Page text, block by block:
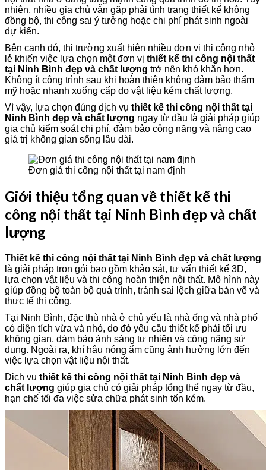
nhiên, nhiều gia chủ vẫn gặp phải tình trạng thiết kế không
đồng bộ, thi công sai ý tưởng hoặc chi phí phát sinh ngoài
dự kiến.
Bên cạnh đó, thị trường xuất hiện nhiều đơn vị thi công nhỏ
lẻ khiến việc lựa chọn một đơn vị thiết kế thi công nội thất
tại Ninh Bình đẹp và chất lượng trở nên khó khăn hơn.
Không ít công trình sau khi hoàn thiện không đảm bảo thẩm
mỹ hoặc nhanh xuống cấp do vật liệu kém chất lượng.
Vì vậy, lựa chọn đúng dịch vụ thiết kế thi công nội thất tại
Ninh Bình đẹp và chất lượng ngay từ đầu là giải pháp giúp
gia chủ kiểm soát chi phí, đảm bảo công năng và nâng cao
giá trị không gian sống lâu dài.
Đơn giá thi công nội thất tại nam định
Giới thiệu tổng quan về thiết kế thi
công nội thất tại Ninh Bình đẹp và chất
lượng
Thiết kế thi công nội thất tại Ninh Bình đẹp và chất lượng
là giải pháp trọn gói bao gồm khảo sát, tư vấn thiết kế 3D,
lựa chọn vật liệu và thi công hoàn thiện nội thất. Mô hình này
giúp đồng bộ toàn bộ quá trình, tránh sai lệch giữa bản vẽ và
thực tế thi công.
Tại Ninh Bình, đặc thù nhà ở chủ yếu là nhà ống và nhà phố
có diện tích vừa và nhỏ, do đó yêu cầu thiết kế phải tối ưu
không gian, đảm bảo ánh sáng tự nhiên và công năng sử
dụng. Ngoài ra, khí hậu nóng ẩm cũng ảnh hưởng lớn đến
việc lựa chọn vật liệu nội thất.
Dịch vụ thiết kế thi công nội thất tại Ninh Bình đẹp và
chất lượng giúp gia chủ có giải pháp tổng thể ngay từ đầu,
hạn chế tối đa việc sửa chữa phát sinh tốn kém.